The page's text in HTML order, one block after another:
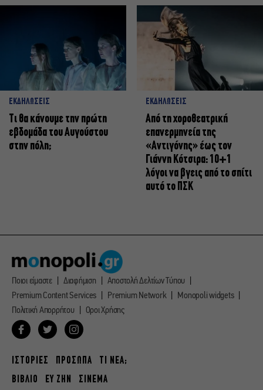
ΕΚΔΗΛΩΣΕΙΣ
Τι θα κάνουμε την πρώτη
εβδομάδα του Αυγούστου
στην πόλη;
ΕΚΔΗΛΩΣΕΙΣ
Από τη χοροθεατρική
επανερμηνεία της
«Αντιγόνης» έως τον
Γιάννη Κότσιρα: 10+1
λόγοι να βγεις από το σπίτι
αυτό το ΠΣΚ
Ποιοι είμαστε Διαφήμιση
Αποστολή Δελτίων Τύπου
Premium Content Services
Premium Network
Monopoli widgets
Πολιτική Απορρήτου
Οροι Χρήσης
ΙΣΤΟΡΙΕΣ ΠΡΟΣΩΠΑ
ΤΙ ΝΕΑ;
ΒΙΒΛΙΟ
ΕΥ ΖΗΝ ΣΙΝΕΜΑ